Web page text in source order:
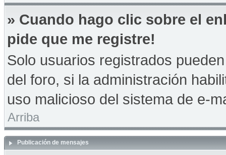
» Cuando hago clic sobre el
pide que me registre!
Solo usuarios registrados
del foro, si la administración
uso malicioso del sistema de e-
Arriba
Publicación de mensajes